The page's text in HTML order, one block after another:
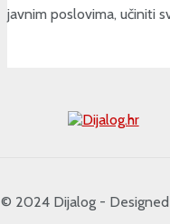
javnim poslovima, učiniti
Dijalog -